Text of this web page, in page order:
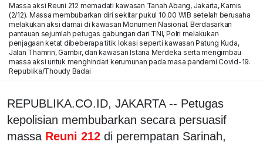
Massa aksi Reuni 212 memadati kawasan Tanah Abang, Jakarta, Kamis
(2/12). Massa membubarkan diri sekitar pukul 10.00 WIB setelah berusaha
melakukan aksi damai di kawasan Monumen Nasional. Berdasarkan
pantauan sejumlah petugas gabungan dari TNI, Polri melakukan
penjagaan ketat dibeberapa titik lokasi seperti kawasan Patung Kuda,
Jalan Thamrin, Gambir, dan kawasan Istana Merdeka serta mengimbau
massa aksi untuk menghindari kerumunan pada masa pandemi Covid-19.
Republika/Thoudy Badai
REPUBLIKA.CO.ID, JAKARTA -- Petugas
kepolisian membubarkan secara persuasif
massa Reuni 212 di perempatan Sarinah,